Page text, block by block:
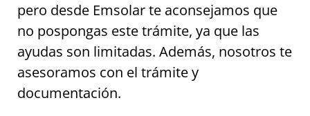
pero desde Emsolar te aconsejamos que
no pospongas este trámite, ya que las
ayudas son limitadas. Además, nosotros te
asesoramos con el trámite y
documentación.